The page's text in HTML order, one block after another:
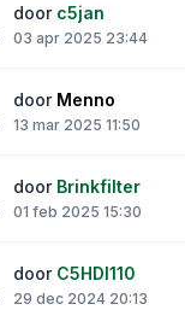
door c5jan
03 apr 2025 23:44
door Menno
13 mar 2025 11:50
door Brinkfilter
01 feb 2025 15:30
door C5HDI110
29 dec 2024 20:13